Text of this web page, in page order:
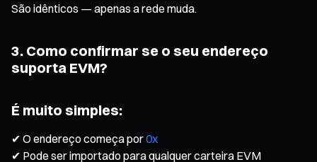
São idênticos — apenas a rede muda.
3. Como confirmar se o seu endereço
suporta EVM?
É muito simples:
✔ O endereço começa por0x
✔ Pode ser importado para qualquer carteira EVM